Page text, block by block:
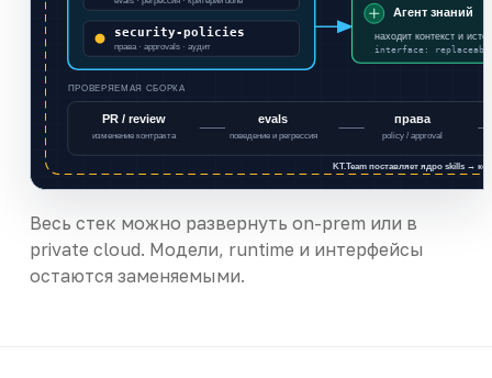
security-policies
права · approvals · аудит
Агент знаний
находит контекст и
interface:
ПРОВЕРЯЕМАЯ СБОРКА
PR / review
изменение контракта
evals
поведение и регрессия
права
policy / approval
KT.Team поставляет ядро skills →
Весь стек можно развернуть on-prem или в
private cloud. Модели, runtime и интерфейсы
остаются заменяемыми.